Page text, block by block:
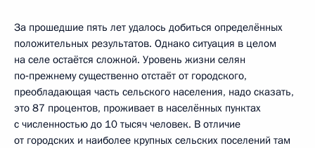
За прошедшие пять лет удалось добиться определённых
положительных результатов. Однако ситуация в целом
на селе остаётся сложной. Уровень жизни селян
по‑прежнему существенно отстаёт от городского,
преобладающая часть сельского населения, надо сказать,
это 87 процентов, проживает в населённых пунктах
с численностью до 10 тысяч человек. В отличие
от городских и наиболее крупных сельских поселений там